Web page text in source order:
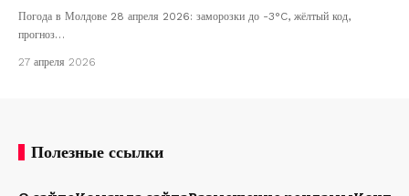
Погода в Молдове 28 апреля 2026: заморозки до -3°C, жёлтый код,
прогноз…
27 апреля 2026
Полезные ссылки